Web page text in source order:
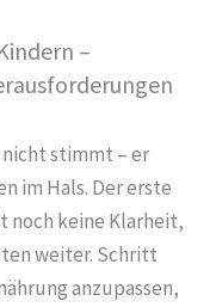
–
stimmt – er
im Hals. Der erste
noch keine Klarheit,
weiter. Schritt
anzupassen,